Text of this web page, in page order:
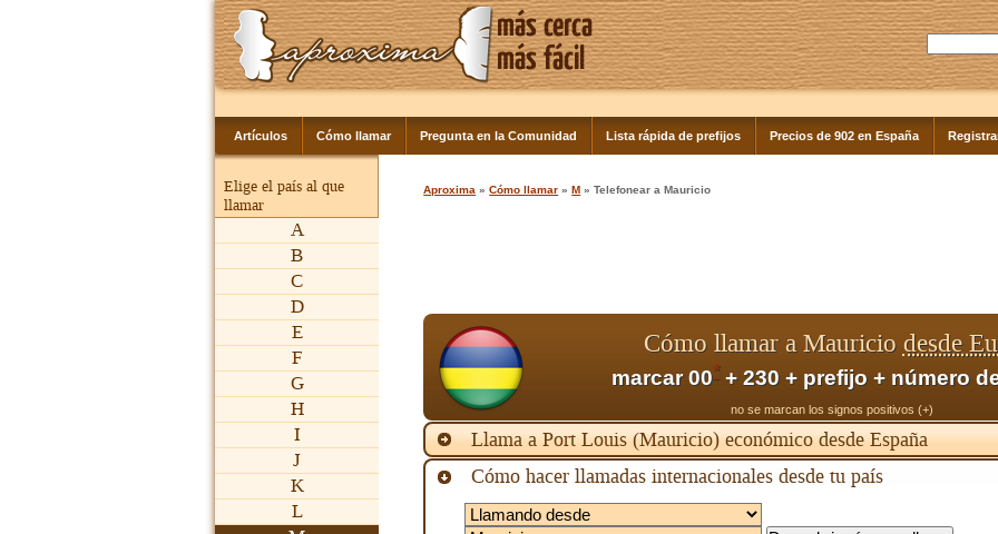
Artículos Cómo llamar Pregunta en la Comunidad Lista rápida de prefijos Precios de 902 en España
Elige el país al que
llamar
A
B
C
D
E
F
G
H
I
J
K
L
Aproxima »Cómo llamar »M » Telefonear a Mauricio
Cómo llamar a Mauricio desde
marcar 00*+ 230 + prefijo + número
no se marcan los signos positivos (+)
Llama a Port Louis (Mauricio) económico desde España
Cómo hacer llamadas internacionales desde tu país